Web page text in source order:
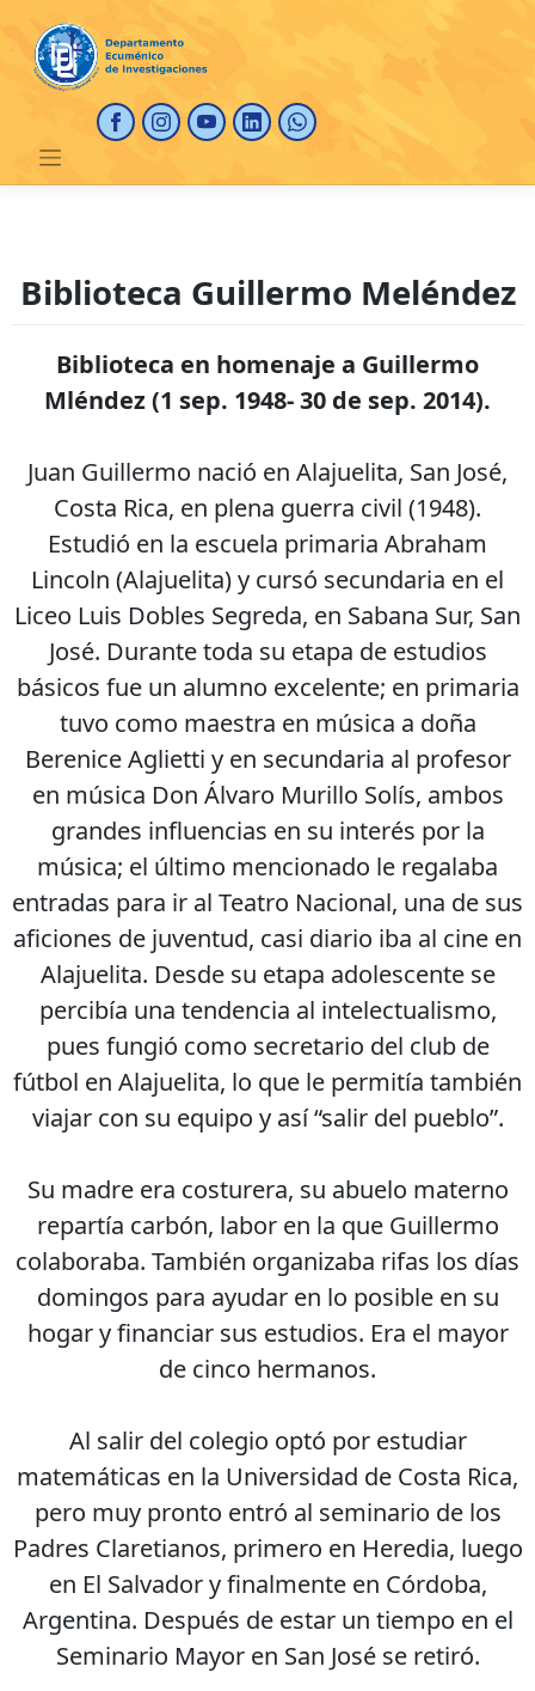
contenido
Biblioteca Guillermo Meléndez
Biblioteca en homenaje a Guillermo
Mléndez (1 sep. 1948- 30 de sep. 2014).
Juan Guillermo nació en Alajuelita, San José,
Costa Rica, en plena guerra civil (1948).
Estudió en la escuela primaria Abraham
Lincoln (Alajuelita) y cursó secundaria en el
Liceo Luis Dobles Segreda, en Sabana Sur, San
José. Durante toda su etapa de estudios
básicos fue un alumno excelente; en primaria
tuvo como maestra en música a doña
Berenice Aglietti y en secundaria al profesor
en música Don Álvaro Murillo Solís, ambos
grandes influencias en su interés por la
música; el último mencionado le regalaba
entradas para ir al Teatro Nacional, una de sus
aficiones de juventud, casi diario iba al cine en
Alajuelita. Desde su etapa adolescente se
percibía una tendencia al intelectualismo,
pues fungió como secretario del club de
fútbol en Alajuelita, lo que le permitía también
viajar con su equipo y así “salir del pueblo”.
Su madre era costurera, su abuelo materno
repartía carbón, labor en la que Guillermo
colaboraba. También organizaba rifas los días
domingos para ayudar en lo posible en su
hogar y financiar sus estudios. Era el mayor
de cinco hermanos.
Al salir del colegio optó por estudiar
matemáticas en la Universidad de Costa Rica,
pero muy pronto entró al seminario de los
Padres Claretianos, primero en Heredia, luego
en El Salvador y finalmente en Córdoba,
Argentina. Después de estar un tiempo en el
Seminario Mayor en San José se retiró.